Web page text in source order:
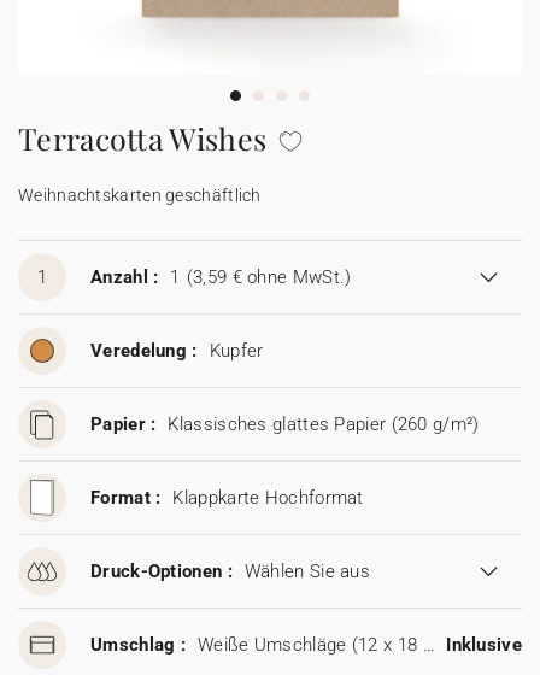
Aufkleber
Terracotta Wishes
Weihnachtskarten geschäftlich
1 Anzahl : 1 (3,59 € ohne MwSt.)
Veredelung : Kupfer
Papier : Klassisches glattes Papier (260 g/m²)
Format : Klappkarte Hochformat
Druck-Optionen : Wählen Sie aus
Umschlag : Weiße Umschläge (12 x 18 cm) Inklusive